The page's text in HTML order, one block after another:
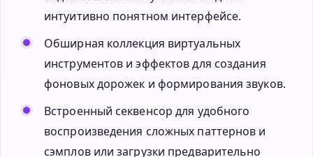
интуитивно понятном интерфейсе.
Обширная коллекция виртуальных
инструментов и эффектов для создания
фоновых дорожек и формирования звуков.
Встроенный секвенсор для удобного
воспроизведения сложных паттернов и
сэмплов или загрузки предварительно